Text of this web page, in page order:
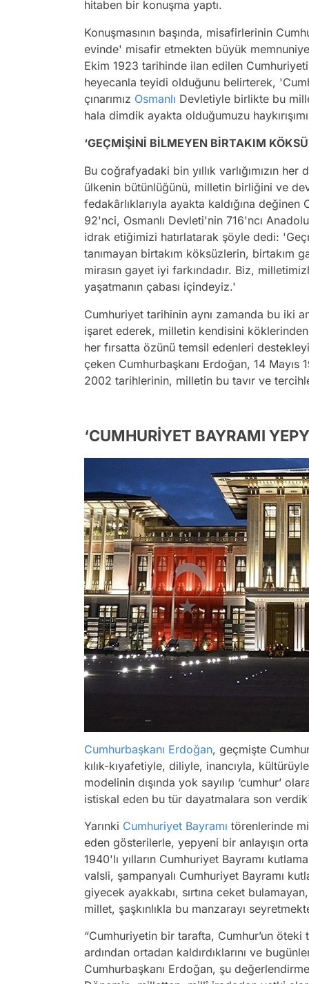
hitaben bir konuşma yaptı.
Konuşmasının başında, misafirlerinin
evinde' misafir etmekten büyük
Ekim 1923 tarihinde ilan edilen
heyecanla teyidi olduğunu belirterek,
çınarımız Osmanlı Devletiyle birlikte bu
hala dimdik ayakta olduğumuzu
‘GEÇMİŞİNİ BİLMEYEN BİRTAKIM
Bu coğrafyadaki bin yıllık varlığımızın
ülkenin bütünlüğünü, milletin birliğini ve
fedakârlıklarıyla ayakta kaldığına
92'nci, Osmanlı Devleti'nin 716'ncı
idrak etiğimizi hatırlatarak şöyle dedi:
tanımayan birtakım köksüzlerin, birtakım
mirasın gayet iyi farkındadır. Biz,
yaşatmanın çabası içindeyiz.'
Cumhuriyet tarihinin aynı zamanda bu iki
işaret ederek, milletin kendisini
her fırsatta özünü temsil edenleri
çeken Cumhurbaşkanı Erdoğan, 14 Mayıs
2002 tarihlerinin, milletin bu tavır ve
‘CUMHURİYET BAYRAMI
Cumhurbaşkanı Erdoğan, geçmişte
kılık-kıyafetiyle, diliyle, inancıyla,
modelinin dışında yok sayılıp ‘cumhur’
istiskal eden bu tür dayatmalara son
Yarınki Cumhuriyet Bayramı törenlerinde
eden gösterilerle, yepyeni bir anlayışın
1940'lı yılların Cumhuriyet Bayramı
valsli, şampanyalı Cumhuriyet Bayramı
giyecek ayakkabı, sırtına ceket
millet, şaşkınlıkla bu manzarayı
“Cumhuriyetin bir tarafta, Cumhur’un
ardından ortadan kaldırdıklarını ve
Cumhurbaşkanı Erdoğan, şu